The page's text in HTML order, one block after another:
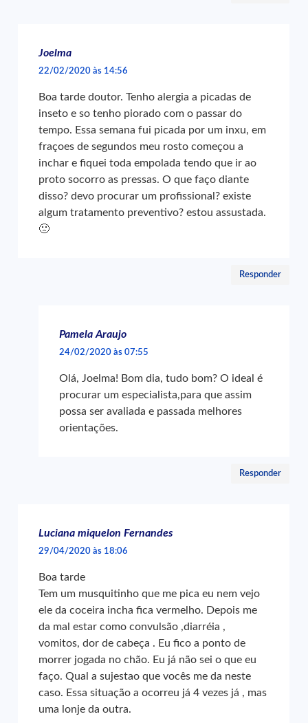
Joelma
22/02/2020 às 14:56
Boa tarde doutor. Tenho alergia a picadas de
inseto e so tenho piorado com o passar do
tempo. Essa semana fui picada por um inxu, em
fraçoes de segundos meu rosto começou a
inchar e fiquei toda empolada tendo que ir ao
proto socorro as pressas. O que faço diante
disso? devo procurar um profissional? existe
algum tratamento preventivo? estou assustada.
🙁
Responder
Pamela Araujo
24/02/2020 às 07:55
Olá, Joelma! Bom dia, tudo bom? O ideal é
procurar um especialista,para que assim
possa ser avaliada e passada melhores
orientações.
Responder
Luciana miquelon Fernandes
29/04/2020 às 18:06
Boa tarde
Tem um musquitinho que me pica eu nem vejo
ele da coceira incha fica vermelho. Depois me
da mal estar como convulsão ,diarréia ,
vomitos, dor de cabeça . Eu fico a ponto de
morrer jogada no chão. Eu já não sei o que eu
faço. Qual a sujestao que vocês me da neste
caso. Essa situação a ocorreu já 4 vezes já , mas
uma lonje da outra.